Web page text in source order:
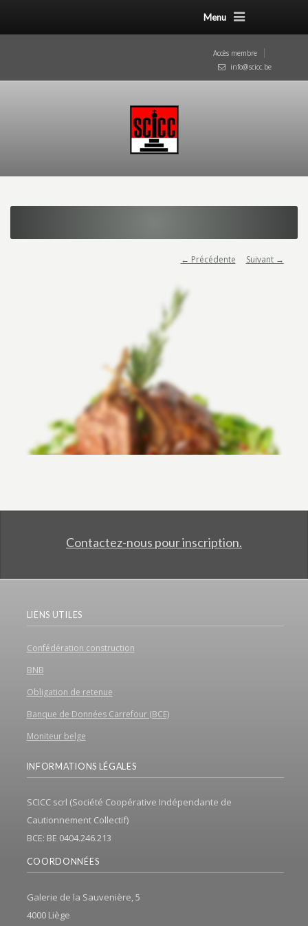
Menu
Accès membre
info@scicc.be
← Précédente Suivant →
Contactez-nous pour inscription.
LIENS UTILES
Confédération construction
BNB
Obligation de retenue
Banque de Données Carrefour (BCE)
Moniteur belge
INFORMATIONS LÉGALES
SCICC scrl (Société Coopérative Indépendante de
Cautionnement Collectif)
BCE: BE 0404.246.213
COORDONNÉES
Galerie de la Sauvenière, 5
4000 Liège